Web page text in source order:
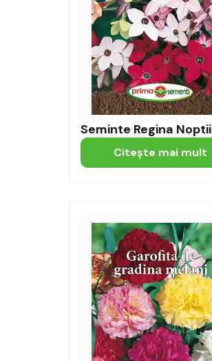
Seminte Regina Noptii
Citeşte mai mult